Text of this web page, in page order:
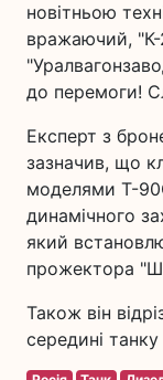
новітньою
вражаючий, "К-
до перемоги!
Експерт з
зазначив, що
моделями Т-
динамічного
який
прожектора
Також він
середині